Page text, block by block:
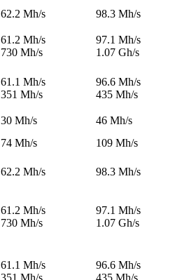
62.2 Mh/s 98.3 Mh/s
61.2 Mh/s
730 Mh/s
97.1 Mh/s
1.07 Gh/s
61.1 Mh/s
351 Mh/s
96.6 Mh/s
435 Mh/s
30 Mh/s 46 Mh/s
74 Mh/s 109 Mh/s
62.2 Mh/s 98.3 Mh/s
61.2 Mh/s
730 Mh/s
97.1 Mh/s
1.07 Gh/s
61.1 Mh/s
351 Mh/s
96.6 Mh/s
435 Mh/s